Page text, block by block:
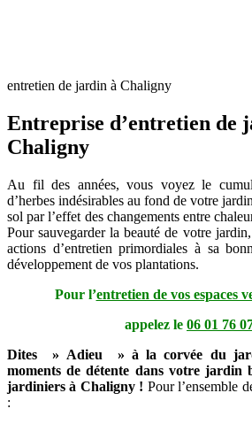
entretien de jardin à Chaligny
Entreprise d’entretien de
Chaligny
Au fil des années, vous voyez le
d’herbes indésirables au fond de votre
sol par l’effet des changements entre
Pour sauvegarder la beauté de votre
actions d’entretien primordiales à sa
développement de vos plantations.
Pour l’entretien de vos espaces
appelez le 06 01 76
Dites » Adieu » à la corvée du
moments de détente dans votre jardin
jardiniers à Chaligny ! Pour l’ensemble
: